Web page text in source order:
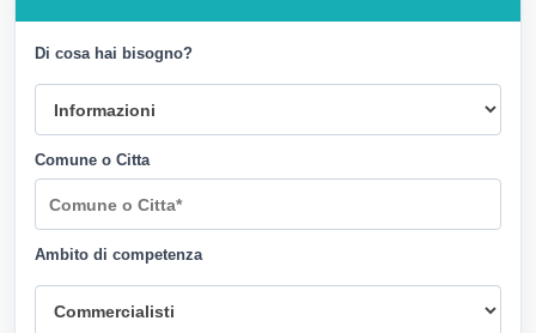
Di cosa hai bisogno?
Comune o Citta
Ambito di competenza